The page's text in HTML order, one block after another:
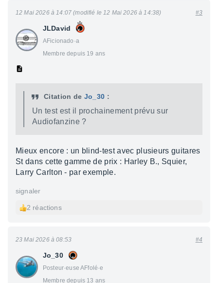
JLDavid
AFicionado·a
Membre depuis 19 ans
12 Mai 2026 à 14:07 (modifié le 12 Mai 2026 à 14:38) #3
Citation de Jo_30 :
Un test est il prochainement prévu sur
Audiofanzine ?
Mieux encore : un blind-test avec plusieurs guitares
St dans cette gamme de prix : Harley B., Squier,
Larry Carlton - par exemple.
signaler
2 réactions
Jo_30
Posteur·euse AFfolé·e
Membre depuis 13 ans
23 Mai 2026 à 08:53 #4